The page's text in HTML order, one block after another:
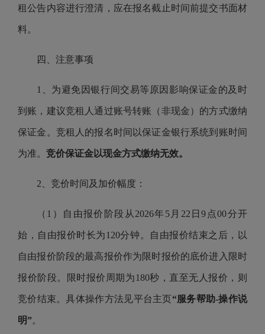
租公告内容进行澄清，应在报名截止时间前提交书面材
料。
四、注意事项
1、为避免因银行间交易等原因影响保证金的及时
到账，建议竞租人通过账号转账（非现金）的方式缴纳
保证金。竞租人的报名时间以保证金银行系统到账时间
为准。 竞价保证金以现金方式缴纳无效。
2、竞价时间及加价幅度：
（1）自由报价阶段从2026年5月22日9点00分开
始，自由报价时长为120分钟。自由报价结束之后，以
自由报价阶段的最高报价作为限时报价的底价进入限时
报价阶段。限时报价周期为180秒，直至无人报价，则
竞价结束。具体操作方法见平台主页“服务帮助-操作说
明”。